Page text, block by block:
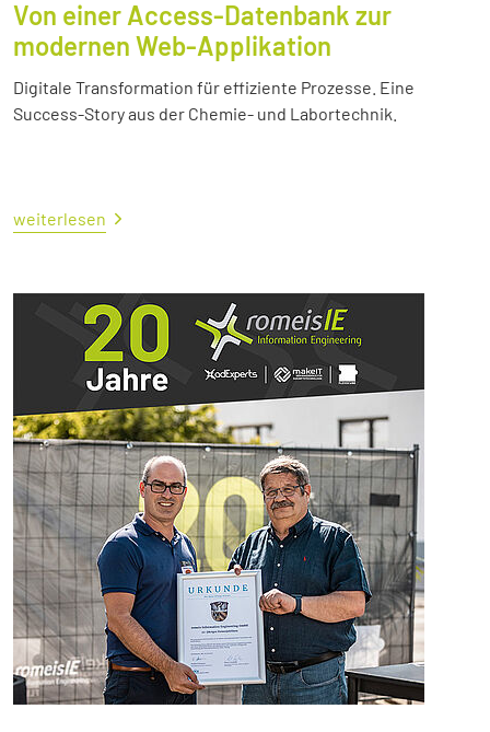
Von einer Access-Datenbank zur
modernen Web-Applikation
Digitale Transformation für effiziente Prozesse. Eine
Success-Story aus der Chemie- und Labortechnik.
weiterlesen